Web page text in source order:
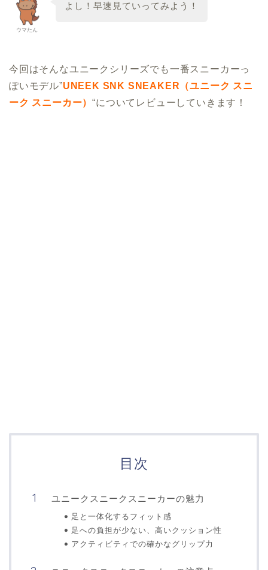
ウマたん
よし！早速見ていってみよう！
今回はそんなユニークシリーズでも一番スニーカーっ
ぽいモデル”UNEEK SNK SNEAKER（ユニーク スニ
ーク スニーカー）“についてレビューしていきます！
目次
ユニークスニークスニーカーの魅力
足と一体化するフィット感
足への負担が少ない、高いクッション性
アクティビティでの確かなグリップ力